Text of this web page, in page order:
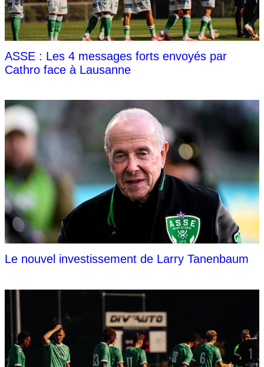
ASSE : Les 4 messages forts envoyés par
Cathro face à Lausanne
Le nouvel investissement de Larry Tanenbaum